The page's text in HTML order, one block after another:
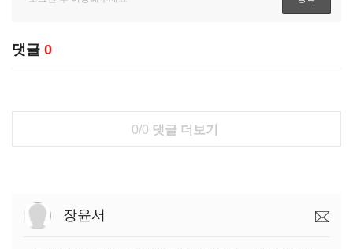
댓글 0
0/0 댓글 더보기
장윤서